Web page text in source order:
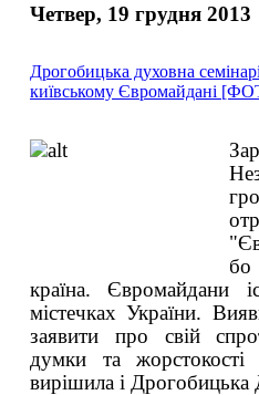
Четвер, 19 грудня 2013
Дрогобицька духовна
київському Євромайдані
бо
країна. Євромайдани
містечках України.
заявити про свій
думки та жорстокості
вирішила і Дрогобицька